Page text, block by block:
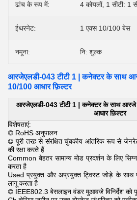
ढांच के रूप में: 4 कोयलों, 1 सीटी: 1
ईथरनेट: 1 एक्स 10/100 बेस
नमूना: नि: शुल्क
आरजेएलडी-043 टीटी 1 | कनेक्टर के साथ
10/100 आधार फ़िल्टर
आरजेएलडी-043 टीटी 1 | कनेक्टर के साथ
आधार फ़िल्टर
विशेषताएं:
◎ RoHS अनुपालन
◎ पूरी तरह से संरक्षित चुंबकीय आंतरिक रूप से
की रक्षा करते हैं
Common बेहतर सामान्य मोड प्रदर्शन के लिए
करता है
Used प्रयुक्त और अप्रयुक्त ट्विस्ट जोड़े के साथ
लागू करता है
◎ IEEE802.3 बेसलाइन वंडर मुआवजे विनिर्देश को